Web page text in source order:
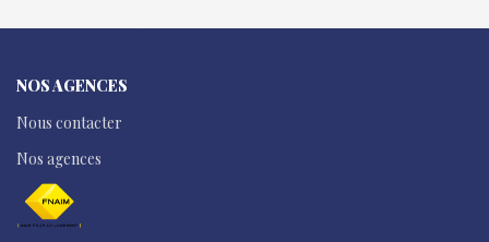
NOS AGENCES
Nous contacter
Nos agences